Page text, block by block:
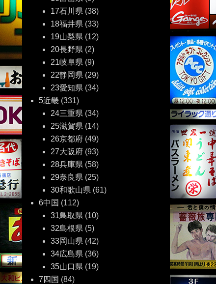
17石川県 (38)
18福井県 (33)
19山梨県 (12)
20長野県 (2)
21岐阜県 (9)
22静岡県 (29)
23愛知県 (34)
5近畿 (331)
24三重県 (34)
25滋賀県 (14)
26京都府 (49)
27大阪府 (93)
28兵庫県 (58)
29奈良県 (25)
30和歌山県 (61)
6中国 (112)
31鳥取県 (10)
32島根県 (5)
33岡山県 (42)
34広島県 (36)
35山口県 (19)
7四国 (84)